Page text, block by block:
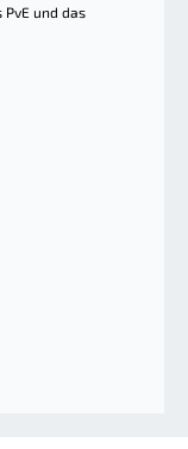
und das